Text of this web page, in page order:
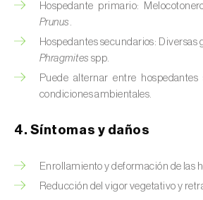
Barrenillo tipografo del abeto
typographus
Bicho camello (
Brugo de la encina (Tortrix
Capua de los frutos (
Hospedante primario:
Prunus .
Hospedantes secundarios:
Phragmites spp.
Puede alternar entre
condiciones ambientales.
4. Síntomas y daños
Enrollamiento y deformación de las
Reducción del vigor vegetativo y